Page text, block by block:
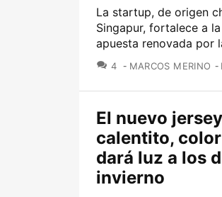
La startup, de origen
Singapur, fortalece a
apuesta renovada por
4 COMENTARIOS
MARCOS MERINO
El nuevo
calentito,
dará luz a los
invierno